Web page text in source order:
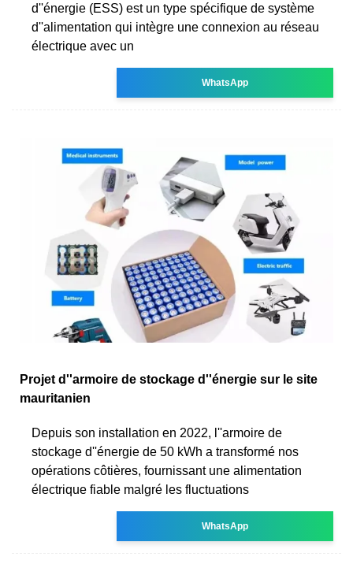
d''énergie (ESS) est un type spécifique de système
d''alimentation qui intègre une connexion au réseau
électrique avec un
WhatsApp
Projet d''armoire de stockage d''énergie sur le site
mauritanien
Depuis son installation en 2022, l''armoire de
stockage d''énergie de 50 kWh a transformé nos
opérations côtières, fournissant une alimentation
électrique fiable malgré les fluctuations
WhatsApp